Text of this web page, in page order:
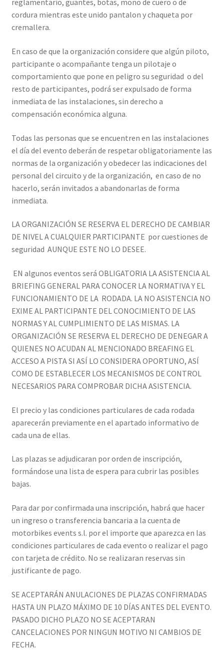
reglamentario, guantes, botas, mono de cuero o de
cordura mientras este unido pantalon y chaqueta por
cremallera.
En caso de que la organización considere que algún piloto,
participante o acompañante tenga un pilotaje o
comportamiento que pone en peligro su seguridad o del
resto de participantes, podrá ser expulsado de forma
inmediata de las instalaciones, sin derecho a
compensación económica alguna.
Todas las personas que se encuentren en las instalaciones
el día del evento deberán de respetar obligatoriamente las
normas de la organización y obedecer las indicaciones del
personal del circuito y de la organización, en caso de no
hacerlo, serán invitados a abandonarlas de forma
inmediata.
LA ORGANIZACIÓN SE RESERVA EL DERECHO DE CAMBIAR
DE NIVEL A CUALQUIER PARTICIPANTE por cuestiones de
seguridad AUNQUE ESTE NO LO DESEE.
EN algunos eventos será OBLIGATORIA LA ASISTENCIA AL
BRIEFING GENERAL PARA CONOCER LA NORMATIVA Y EL
FUNCIONAMIENTO DE LA RODADA. LA NO ASISTENCIA NO
EXIME AL PARTICIPANTE DEL CONOCIMIENTO DE LAS
NORMAS Y AL CUMPLIMIENTO DE LAS MISMAS. LA
ORGANIZACIÓN SE RESERVA EL DERECHO DE DENEGAR A
QUIENES NO ACUDAN AL MENCIONADO BREAFING EL
ACCESO A PISTA SI ASÍ LO CONSIDERA OPORTUNO, ASÍ
COMO DE ESTABLECER LOS MECANISMOS DE CONTROL
NECESARIOS PARA COMPROBAR DICHA ASISTENCIA.
El precio y las condiciones particulares de cada rodada
aparecerán previamente en el apartado informativo de
cada una de ellas.
Las plazas se adjudicaran por orden de inscripción,
formándose una lista de espera para cubrir las posibles
bajas.
Para dar por confirmada una inscripción, habrá que hacer
un ingreso o transferencia bancaria a la cuenta de
motorbikes events s.l. por el importe que aparezca en las
condiciones particulares de cada evento o realizar el pago
con tarjeta de crédito. No se realizaran reservas sin
justificante de pago.
SE ACEPTARÁN ANULACIONES DE PLAZAS CONFIRMADAS
HASTA UN PLAZO MÁXIMO DE 10 DÍAS ANTES DEL EVENTO.
PASADO DICHO PLAZO NO SE ACEPTARAN
CANCELACIONES POR NINGUN MOTIVO NI CAMBIOS DE
FECHA.